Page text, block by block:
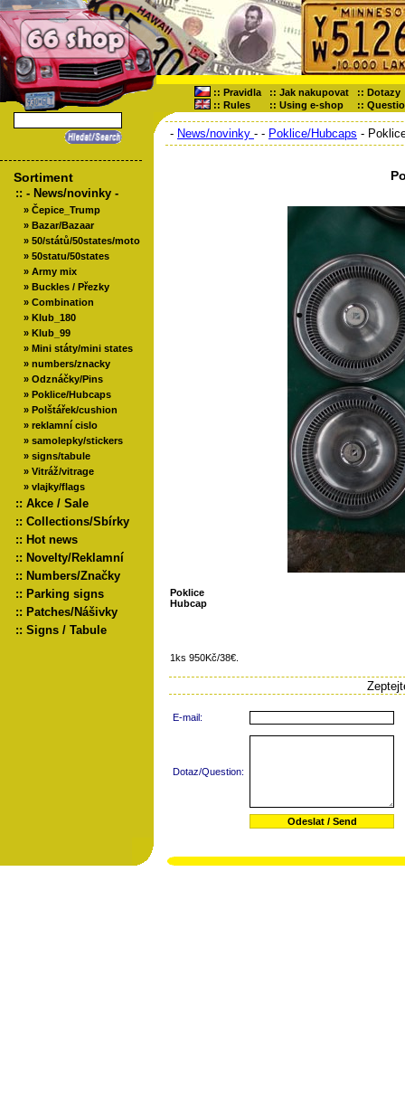
:: Pravidla :: Jak nakupovat :: Dotazy
:: Rules :: Using e-shop ::
Sortiment
:: - News/novinky -
» Čepice_Trump
» Bazar/Bazaar
» 50/států/50states/moto
» 50statu/50states
» Army mix
» Buckles / Přezky
» Combination
» Klub_180
» Klub_99
» Mini státy/mini states
» numbers/znacky
» Odznáčky/Pins
» Poklice/Hubcaps
» Polštářek/cushion
» reklamní cislo
» samolepky/stickers
» signs/tabule
» Vitráž/vitrage
» vlajky/flags
:: Akce / Sale
:: Collections/Sbírky
:: Hot news
:: Novelty/Reklamní
:: Numbers/Značky
:: Parking signs
:: Patches/Nášivky
:: Signs / Tabule
- News/novinky - - Poklice/Hubcaps -
Poklice
Hubcap
1ks 950Kč/38€.
E-mail:
Dotaz/Question: